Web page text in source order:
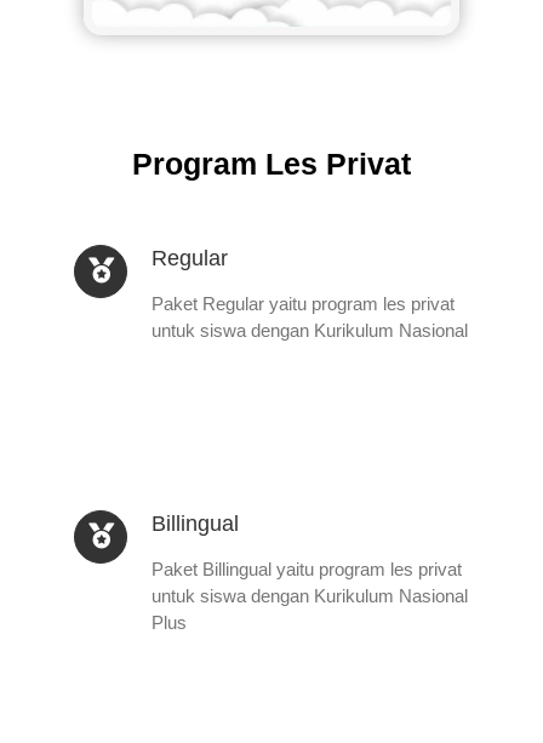
Program Les Privat
Regular
Paket Regular yaitu program les privat
untuk siswa dengan Kurikulum Nasional
Billingual
Paket Billingual yaitu program les privat
untuk siswa dengan Kurikulum Nasional
Plus